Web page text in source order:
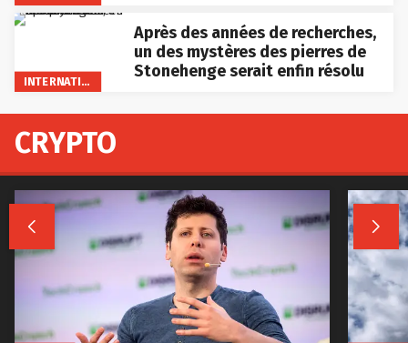
Après des années de recherches,
un des mystères des pierres de
Stonehenge serait enfin résolu
CRYPTO
 